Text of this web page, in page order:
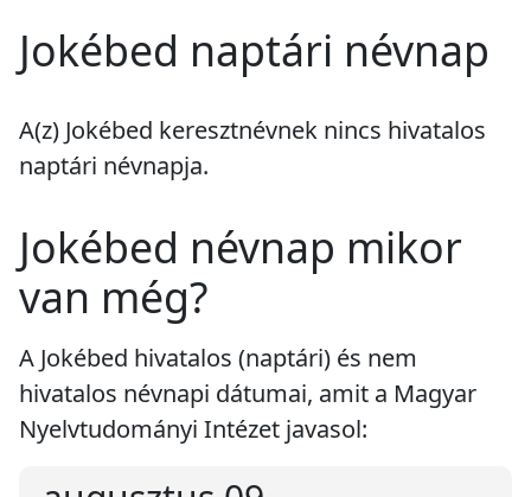
Jokébed naptári névnap
A(z) Jokébed keresztnévnek nincs hivatalos
naptári névnapja.
Jokébed névnap mikor
van még?
A Jokébed hivatalos (naptári) és nem
hivatalos névnapi dátumai, amit a Magyar
Nyelvtudományi Intézet javasol: